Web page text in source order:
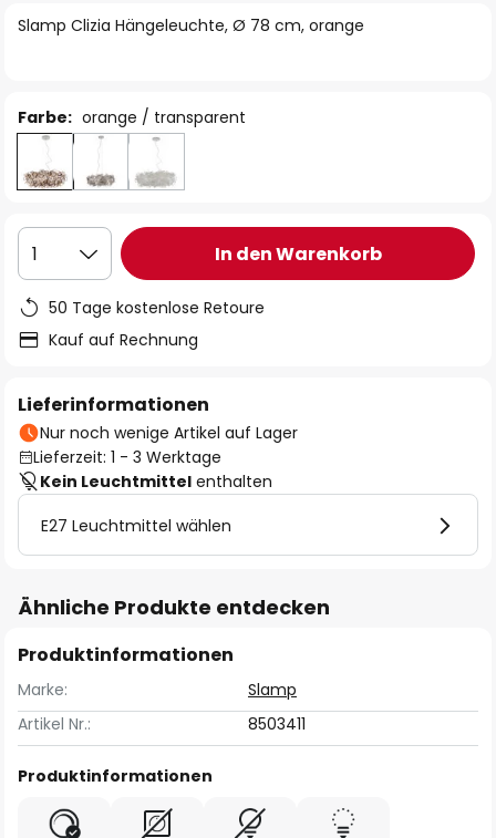
Slamp Clizia Hängeleuchte, Ø 78 cm, orange
Farbe: orange / transparent
1 In den Warenkorb
50 Tage kostenlose Retoure
Kauf auf Rechnung
Lieferinformationen
Nur noch wenige Artikel auf Lager
Lieferzeit: 1 - 3 Werktage
Kein Leuchtmittel enthalten
E27 Leuchtmittel wählen
Ähnliche Produkte entdecken
Produktinformationen
Marke:
Slamp
Artikel Nr.:
8503411
Produktinformationen